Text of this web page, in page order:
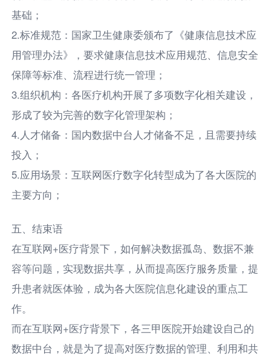
基础；
2.标准规范：国家卫生健康委颁布了《健康信息技术应
用管理办法》，要求健康信息技术应用规范、信息安全
保障等标准、流程进行统一管理；
3.组织机构：各医疗机构开展了多项数字化相关建设，
形成了较为完善的数字化管理架构；
4.人才储备：国内数据中台人才储备不足，且需要持续
投入；
5.应用场景：互联网医疗数字化转型成为了各大医院的
主要方向；
五、结束语
在互联网+医疗背景下，如何解决数据孤岛、数据不兼
容等问题，实现数据共享，从而提高医疗服务质量，提
升患者就医体验，成为各大医院信息化建设的重点工
作。
而在互联网+医疗背景下，各三甲医院开始建设自己的
数据中台，就是为了提高对医疗数据的管理、利用和共